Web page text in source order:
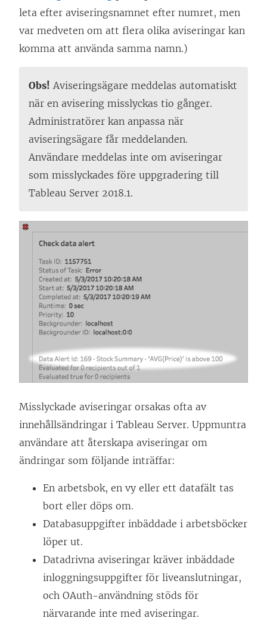
leta efter aviseringsnamnet efter numret, men
var medveten om att flera olika aviseringar kan
komma att använda samma namn.)
Obs! Aviseringsägare meddelas automatiskt
när en avisering misslyckas tio gånger.
Administratörer kan anpassa när
aviseringsägare får meddelanden.
Användare meddelas inte om aviseringar
som misslyckades före uppgradering till
Tableau Server 2018.1.
Misslyckade aviseringar orsakas ofta av
innehållsändringar i Tableau Server. Uppmuntra
användare att återskapa aviseringar om
ändringar som följande inträffar:
En arbetsbok, en vy eller ett datafält tas
bort eller döps om.
Databasuppgifter inbäddade i arbetsböcker
löper ut.
Datadrivna aviseringar kräver inbäddade
inloggningsuppgifter för liveanslutningar,
och OAuth-användning stöds för
närvarande inte med aviseringar.